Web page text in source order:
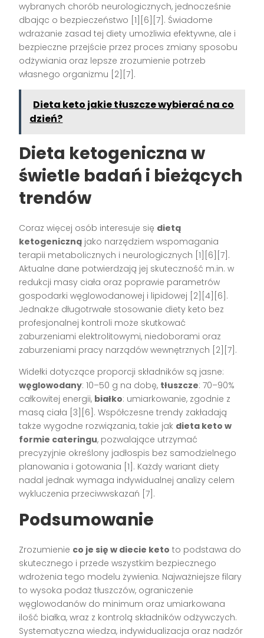
wybranych chorób neurologicznych, jednocześnie
dbając o bezpieczeństwo [1][6][7]. Świadome
wdrażanie zasad tej diety umożliwia efektywne, ale i
bezpieczne przejście przez proces zmiany sposobu
odżywiania oraz lepsze zrozumienie potrzeb
własnego organizmu [2][7].
Dieta keto jakie tłuszcze wybierać na co
dzień?
Dieta ketogeniczna w
świetle badań i bieżących
trendów
Coraz więcej osób interesuje się dietą
ketogeniczną jako narzędziem wspomagania
terapii metabolicznych i neurologicznych [1][6][7].
Aktualne dane potwierdzają jej skuteczność m.in. w
redukcji masy ciała oraz poprawie parametrów
gospodarki węglowodanowej i lipidowej [2][4][6].
Jednakże długotrwałe stosowanie diety keto bez
profesjonalnej kontroli może skutkować
zaburzeniami elektrolitowymi, niedoborami oraz
zaburzeniami pracy narządów wewnętrznych [2][7].
Widełki dotyczące proporcji składników są jasne:
węglowodany: 10–50 g na dobę, tłuszcze: 70–90%
całkowitej energii, białko: umiarkowanie, zgodnie z
masą ciała [3][6]. Współczesne trendy zakładają
także wygodne rozwiązania, takie jak dieta keto w
formie cateringu, pozwalające utrzymać
precyzyjnie określony jadłospis bez samodzielnego
planowania i gotowania [1]. Każdy wariant diety
nadal jednak wymaga indywidualnej analizy celem
wykluczenia przeciwwskazań [7].
Podsumowanie
Zrozumienie co je się w diecie keto to podstawa do
skutecznego i przede wszystkim bezpiecznego
wdrożenia tego modelu żywienia. Najważniejsze filary
to wysoka podaż tłuszczów, ograniczenie
węglowodanów do minimum oraz umiarkowana
ilość białka, wraz z kontrolą składników odżywczych.
Systematyczna wiedza, indywidualizacja oraz nadzór